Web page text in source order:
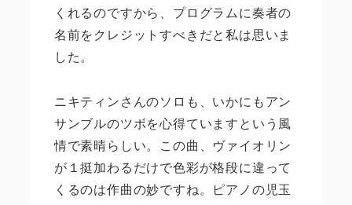
くれるのですから、プログラムに奏者の
名前をクレジットすべきだと私は思いま
した。
ニキティンさんのソロも、いかにもアン
サンブルのツボを心得ていますという風
情で素晴らしい。この曲、ヴァイオリン
が１挺加わるだけで色彩が格段に違って
くるのは作曲の妙ですね。ピアノの児玉